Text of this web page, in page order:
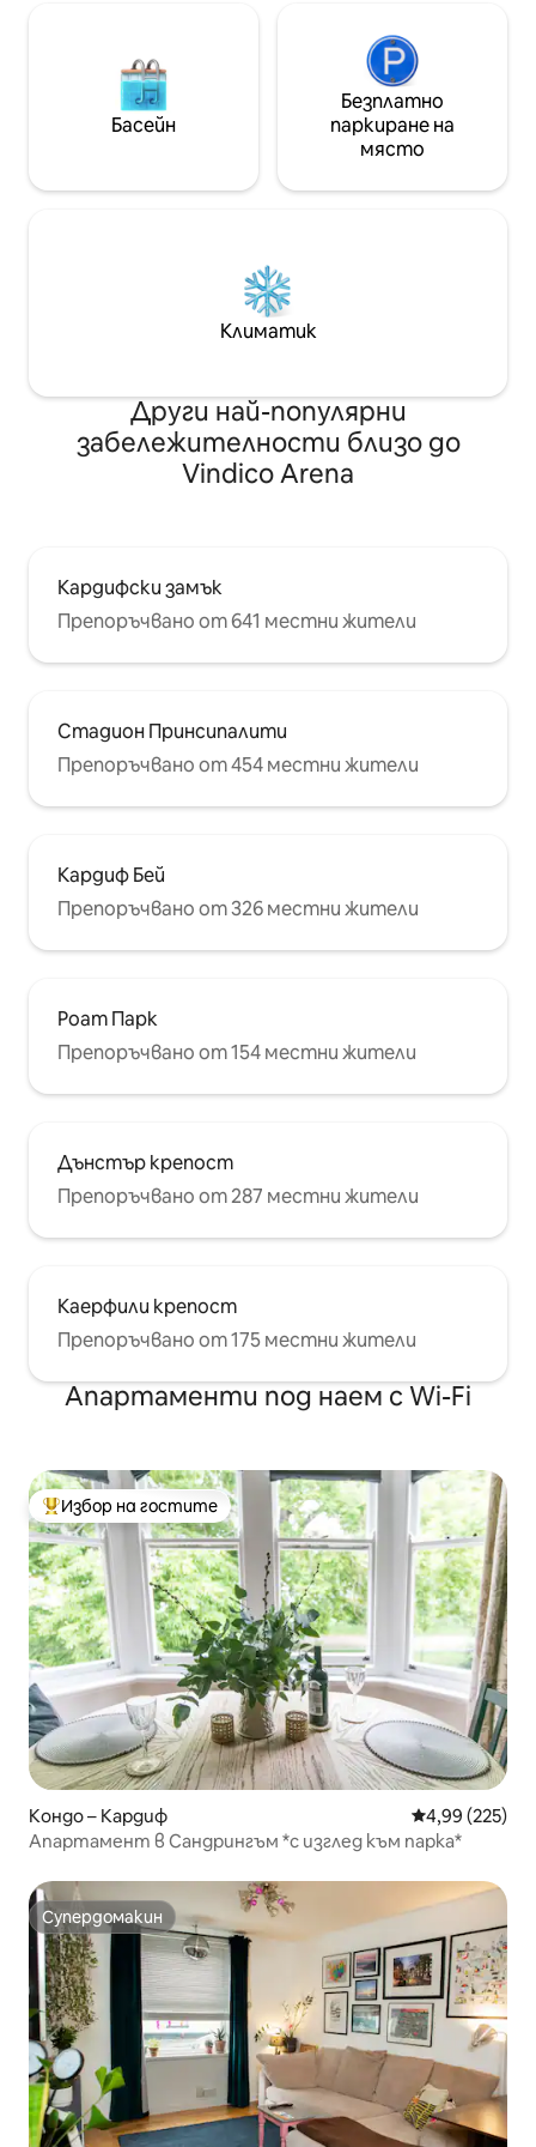
Басейн
Безплатно
паркиране на
място
Климатик
Други най-популярни
забележителности близо до
Vindico Arena
Кардифски замък
Препоръчвано от 641 местни жители
Стадион Принсипалити
Препоръчвано от 454 местни жители
Кардиф Бей
Препоръчвано от 326 местни жители
Роат Парк
Препоръчвано от 154 местни жители
Дънстър крепост
Препоръчвано от 287 местни жители
Каерфили крепост
Препоръчвано от 175 местни жители
Апартаменти под наем с Wi-Fi
Най-популярен избор на гостите
Избор на гостите
Кондо – Кардиф Средна
4,99 (225)
Апартамент в Сандрингъм *с изглед към парка*
Супердомакин
Супердомакин